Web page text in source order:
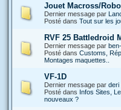
Jouet Macross/
Dernier message par
Posté dans Tout sur les
RVF 25 Battledroid
Dernier message par
Posté dans Customs,
Montages maquettes..
VF-1D
Dernier message par deri
Posté dans Infos Sites,
nouveaux ?